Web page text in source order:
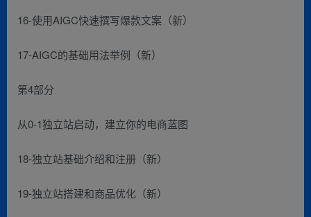
16-使用AIGC快速撰写爆款文案（新）
17-AIGC的基础用法举例（新）
第4部分
从0-1独立站启动，建立你的电商蓝图
18-独立站基础介绍和注册（新）
19-独立站搭建和商品优化（新）